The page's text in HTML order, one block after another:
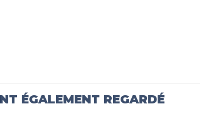
ÉGALEMENT REGARDÉ